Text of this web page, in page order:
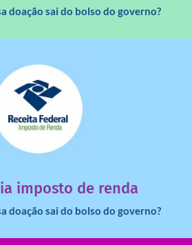
doação sai do bolso do governo?
imposto de renda
doação sai do bolso do governo?
para uma instituição e que esse
de ir para o governo?
saiba mais